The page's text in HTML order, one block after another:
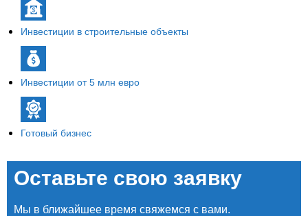
Инвестиции в строительные объекты
Инвестиции от 5 млн евро
Готовый бизнес
Оставьте свою заявку
Мы в ближайшее время свяжемся с вами.